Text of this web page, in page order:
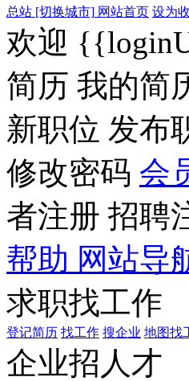
总站 [切换城市] 网站首页 设为
欢迎
简历 我的简
新职位 发布
修改密码 会
者注册 招聘
帮助 网站导
求职找工作
登记简历 找工作 搜企业 地图找
企业招人才